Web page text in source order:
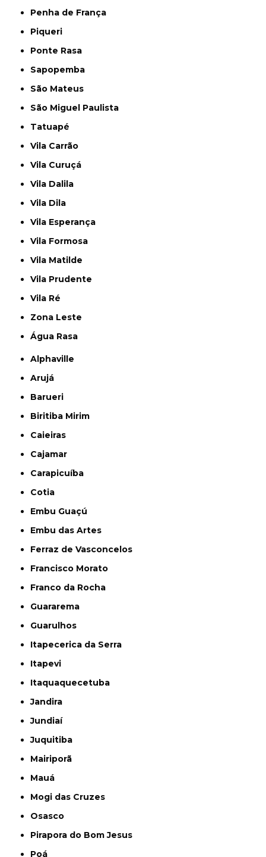
Penha de França
Piqueri
Ponte Rasa
Sapopemba
São Mateus
São Miguel Paulista
Tatuapé
Vila Carrão
Vila Curuçá
Vila Dalila
Vila Dila
Vila Esperança
Vila Formosa
Vila Matilde
Vila Prudente
Vila Ré
Zona Leste
Água Rasa
Alphaville
Arujá
Barueri
Biritiba Mirim
Caieiras
Cajamar
Carapicuíba
Cotia
Embu Guaçú
Embu das Artes
Ferraz de Vasconcelos
Francisco Morato
Franco da Rocha
Guararema
Guarulhos
Itapecerica da Serra
Itapevi
Itaquaquecetuba
Jandira
Jundiaí
Juquitiba
Mairiporã
Mauá
Mogi das Cruzes
Osasco
Pirapora do Bom Jesus
Poá